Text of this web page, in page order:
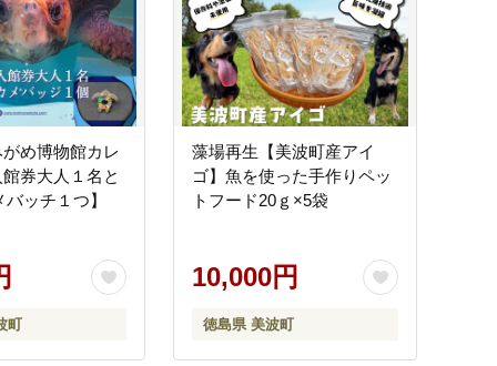
め博物館カレ
券大人１名と
ッチ１つ】
町
藻場再生【美波町産アイ
ゴ】魚を使った手作りペッ
トフード20ｇ×5袋
10,000円
徳島県 美波町